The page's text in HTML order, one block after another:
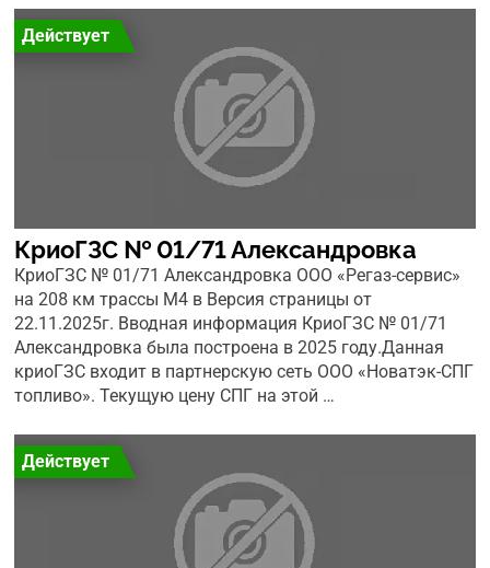
Действует
КриоГЗС № 01/71 Александровка
КриоГЗС № 01/71 Александровка ООО «Регаз-сервис»
на 208 км трассы М4 в Версия страницы от
22.11.2025г. Вводная информация КриоГЗС № 01/71
Александровка была построена в 2025 году.Данная
криоГЗС входит в партнерскую сеть ООО «Новатэк-СПГ
топливо». Текущую цену СПГ на этой …
Действует